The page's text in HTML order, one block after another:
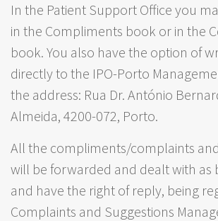
In the Patient Support Office you
in the Compliments book or in the
book. You also have the option of
directly to the IPO-Porto
the address: Rua Dr. António
Almeida, 4200-072, Porto.
All the compliments/complaints
will be forwarded and dealt with as
and have the right of reply, being
Complaints and Suggestions